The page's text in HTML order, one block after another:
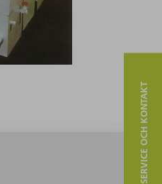
SERVICE OCH KONTAKT